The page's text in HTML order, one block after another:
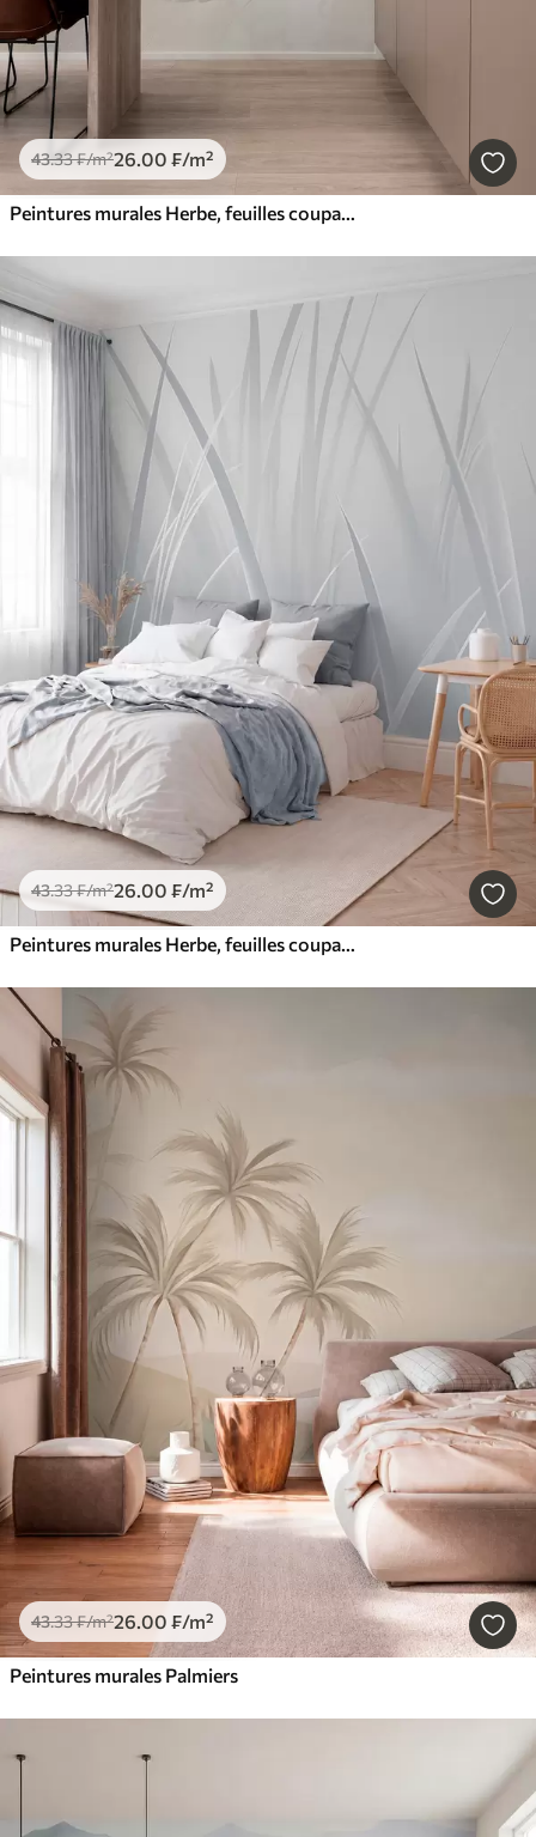
43.33₣/m²26.00 ₣/m²
Peintures murales Herbe, feuilles coupantes
43.33₣/m²26.00 ₣/m²
Peintures murales Herbe, feuilles coupantes
43.33₣/m²26.00 ₣/m²
Peintures murales Palmiers